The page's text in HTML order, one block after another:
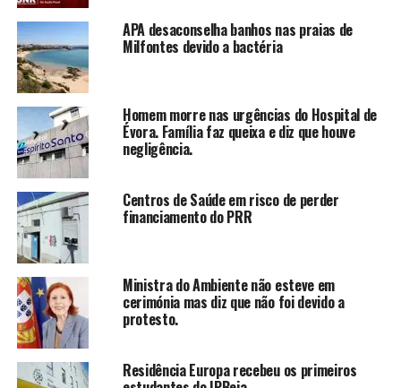
APA desaconselha banhos nas praias de
Milfontes devido a bactéria
Homem morre nas urgências do Hospital de
Évora. Família faz queixa e diz que houve
negligência.
Centros de Saúde em risco de perder
financiamento do PRR
Ministra do Ambiente não esteve em
cerimónia mas diz que não foi devido a
protesto.
Residência Europa recebeu os primeiros